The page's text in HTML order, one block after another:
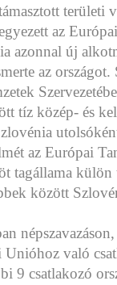
területi
az
azonnal új
az
tíz közép- és
az Európai
tagállama külön
között
való
9 csatlakozó